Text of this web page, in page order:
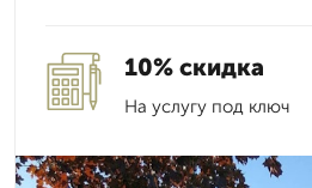
10% скидка
На услугу под ключ